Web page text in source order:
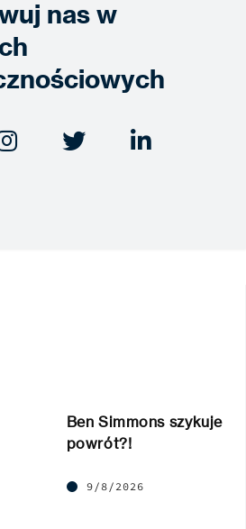
nas w
 
Ben Simmons szykuje
powrót?!
9/8/2026